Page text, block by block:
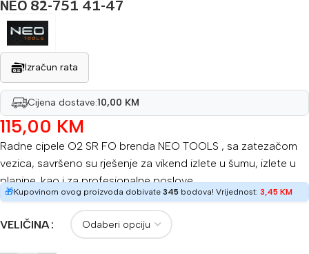
NEO 82-751 41-47
Izračun rata
Cijena dostave:10,00 KM
115,00 KM
Radne cipele O2 SR FO brenda NEO TOOLS , sa zatezačom
vezica, savršeno su rješenje za vikend izlete u šumu, izlete u
planine, kao i za profesionalne poslove.
🎁Kupovinom ovog proizvoda dobivate 345 bodova! Vrijednost: 3,45 KM
VELIČINA